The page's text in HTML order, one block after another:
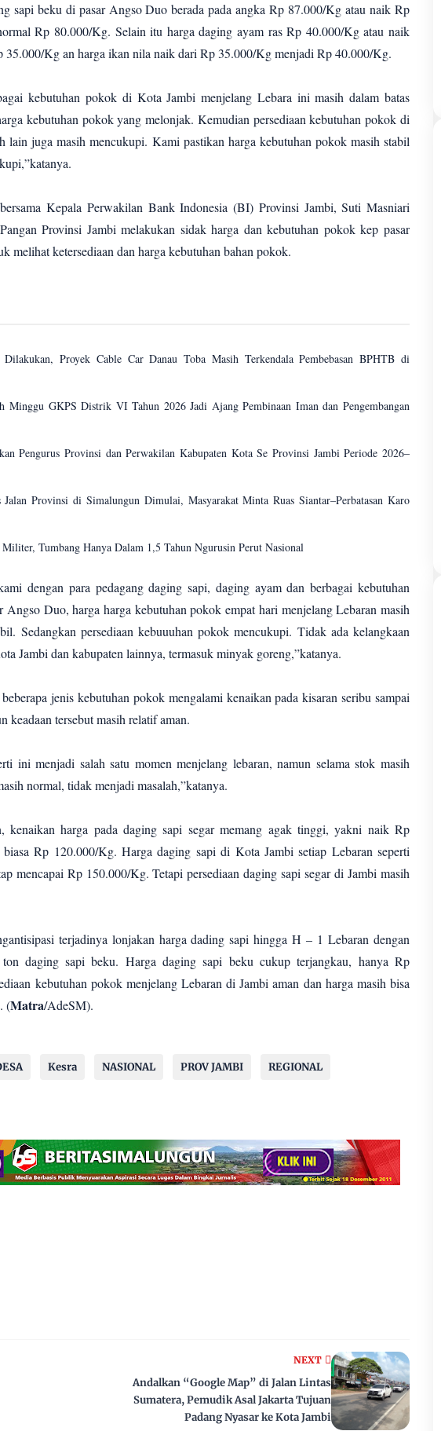
sapi beku di pasar Angso Duo berada pada angka Rp 87.000/Kg atau naik Rp
Rp 80.000/Kg. Selain itu harga daging ayam ras Rp 40.000/Kg atau naik
35.000/Kg an harga ikan nila naik dari Rp 35.000/Kg menjadi Rp 40.000/Kg.
kebutuhan pokok di Kota Jambi menjelang Lebara ini masih dalam batas
kebutuhan pokok yang melonjak. Kemudian persediaan kebutuhan pokok di
lain juga masih mencukupi. Kami pastikan harga kebutuhan pokok masih stabil
Kepala Perwakilan Bank Indonesia (BI) Provinsi Jambi, Suti Masniari
Provinsi Jambi melakukan sidak harga dan kebutuhan pokok kep pasar
melihat ketersediaan dan harga kebutuhan bahan pokok.
Dilakukan, Proyek Cable Car Danau Toba Masih Terkendala Pembebasan BPHTB di
Minggu GKPS Distrik VI Tahun 2026 Jadi Ajang Pembinaan Iman dan Pengembangan
Pengurus Provinsi dan Perwakilan Kabupaten Kota Se Provinsi Jambi Periode 2026–
Jalan Provinsi di Simalungun Dimulai, Masyarakat Minta Ruas Siantar–Perbatasan Karo
Tumbang Hanya Dalam 1,5 Tahun Ngurusin Perut Nasional
dengan para pedagang daging sapi, daging ayam dan berbagai kebutuhan
Duo, harga harga kebutuhan pokok empat hari menjelang Lebaran masih
Sedangkan persediaan kebuuuhan pokok mencukupi. Tidak ada kelangkaan
Jambi dan kabupaten lainnya, termasuk minyak goreng,”katanya.
jenis kebutuhan pokok mengalami kenaikan pada kisaran seribu sampai
keadaan tersebut masih relatif aman.
ini menjadi salah satu momen menjelang lebaran, namun selama stok masih
normal, tidak menjadi masalah,”katanya.
kenaikan harga pada daging sapi segar memang agak tinggi, yakni naik Rp
Rp 120.000/Kg. Harga daging sapi di Kota Jambi setiap Lebaran seperti
mencapai Rp 150.000/Kg. Tetapi persediaan daging sapi segar di Jambi masih
terjadinya lonjakan harga dading sapi hingga H – 1 Lebaran dengan
ton daging sapi beku. Harga daging sapi beku cukup terjangkau, hanya Rp
kebutuhan pokok menjelang Lebaran di Jambi aman dan harga masih bisa
(Matra/AdeSM).
Kesra NASIONAL PROV JAMBI REGIONAL
NEXT
Andalkan “Google Map” di Jalan Lintas
Sumatera, Pemudik Asal Jakarta Tujuan
Padang Nyasar ke Kota Jambi